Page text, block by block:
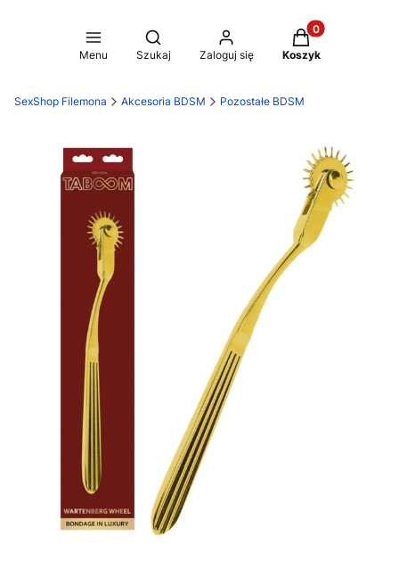
Menu
Otwórz wyszukiwarkę
Szukaj Zaloguj się
Produkty w
Koszyk
SexShop Filemona Akcesoria BDSM Pozostałe BDSM